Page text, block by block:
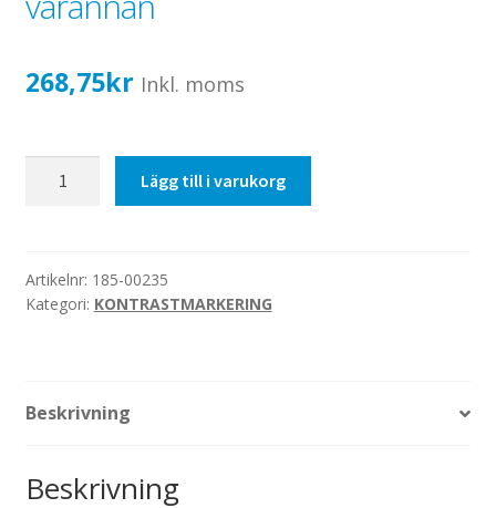
Sekretess/cookiespolicy; GDPR
Webbshop
268,75kr Inkl. moms
varannan
mängd
Lägg till i varukorg
Artikelnr: 185-00235
Kategori: KONTRASTMARKERING
Beskrivning
Beskrivning